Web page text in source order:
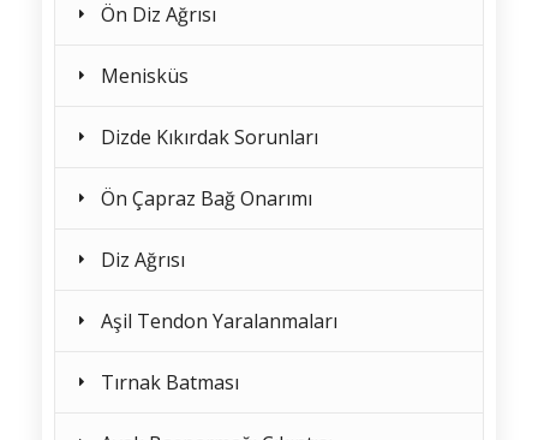
Ön Diz Ağrısı
Menisküs
Dizde Kıkırdak Sorunları
Ön Çapraz Bağ Onarımı
Diz Ağrısı
Aşil Tendon Yaralanmaları
Tırnak Batması